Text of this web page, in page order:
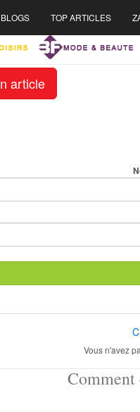
article
TOP ARTICLES
Vous n'avez
Comment